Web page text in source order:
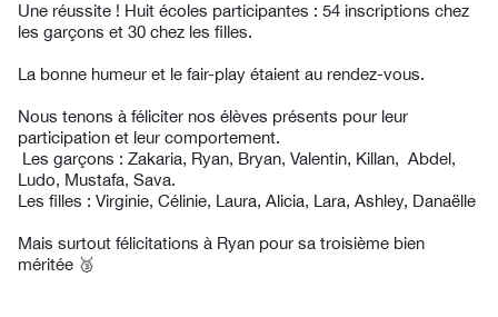
Une réussite ! Huit écoles participantes : 54 inscriptions chez
les garçons et 30 chez les filles.
La bonne humeur et le fair-play étaient au rendez-vous.
Nous tenons à féliciter nos élèves présents pour leur
participation et leur comportement.
Les garçons : Zakaria, Ryan, Bryan, Valentin, Killan, Abdel,
Ludo, Mustafa, Sava.
Les filles : Virginie, Célinie, Laura, Alicia, Lara, Ashley, Danaëlle
Mais surtout félicitations à Ryan pour sa troisième bien
méritée 🥉